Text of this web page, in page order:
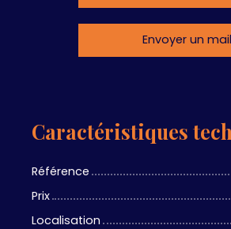
Envoyer un mail
Caractéristiques
Référence
Prix
Localisation